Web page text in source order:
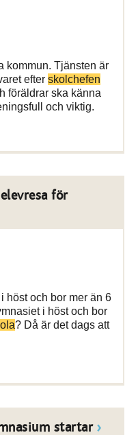
kommun. Tjänsten är
efter skolchefen
föräldrar ska känna
och viktig.
för
höst och bor mer än 6
i höst och bor
? Då är det dags att
startar